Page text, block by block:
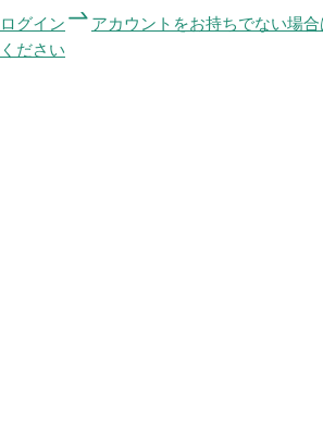
ログイン
アカウントをお持ちでない場
ください